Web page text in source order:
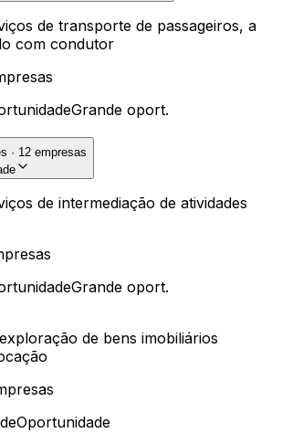
de transporte de passageiros, a
com condutor
Grande oport.
· 12 empresas
de intermediação de atividades
Grande oport.
de bens imobiliários
Oportunidade